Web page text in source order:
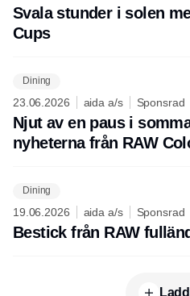
Svala stunder i solen
Cups
Dining
23.06.2026 aida a/s Sponsrad
Njut av en paus i
nyheterna från RAW
Dining
19.06.2026 aida a/s Sponsrad
Bestick från RAW